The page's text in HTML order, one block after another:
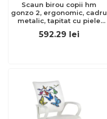
Scaun birou copii hm
gonzo 2, ergonomic, cadru
metalic, tapitat cu piele
ecologica, ajustabil pe
inaltime, cu brate, 90 kg,
592.29 lei